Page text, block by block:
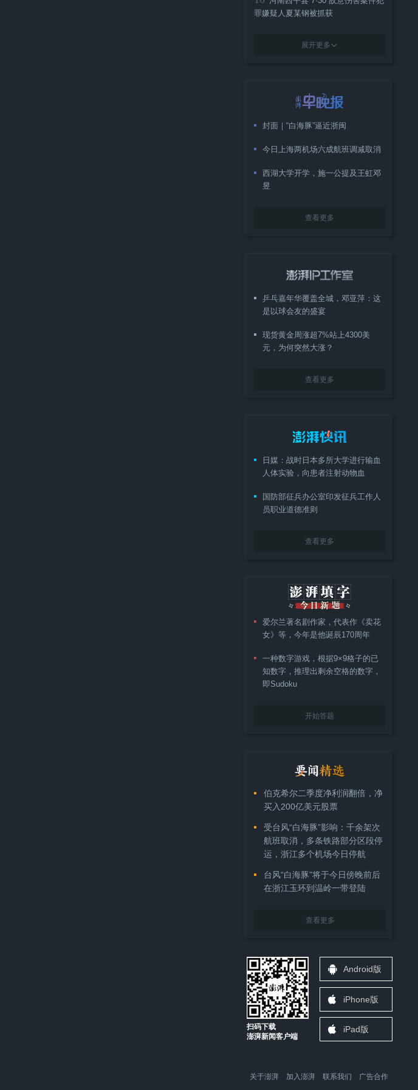
罪嫌疑人夏某钢被抓获
展开更多
封面｜“白海豚”逼近浙闽
今日上海两机场六成航班调减取消
西湖大学开学，施一公提及王虹邓
昱
查看更多
乒乓嘉年华覆盖全城，邓亚萍：这
是以球会友的盛宴
现货黄金周涨超7%站上4300美
元，为何突然大涨？
查看更多
日媒：战时日本多所大学进行输血
人体实验，向患者注射动物血
国防部征兵办公室印发征兵工作人
员职业道德准则
查看更多
爱尔兰著名剧作家，代表作《卖花
女》等，今年是他诞辰170周年
一种数字游戏，根据9×9格子的已
知数字，推理出剩余空格的数字，
即Sudoku
开始答题
伯克希尔二季度净利润翻倍，净
买入200亿美元股票
受台风“白海豚”影响：千余架次
航班取消，多条铁路部分区段停
运，浙江多个机场今日停航
台风“白海豚”将于今日傍晚前后
在浙江玉环到温岭一带登陆
查看更多
扫码下载
澎湃新闻客户端
Android版
iPhone版
iPad版
关于澎湃 加入澎湃 联系我们 广告合作